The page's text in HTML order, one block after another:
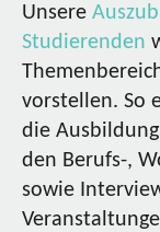
Unsere
Studierenden
vorstellen. So
die
den Berufs-,
sowie